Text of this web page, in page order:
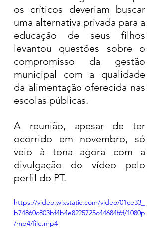
os críticos deveriam buscar
uma alternativa privada para a
educação de seus filhos
levantou questões sobre o
compromisso da gestão
municipal com a qualidade
da alimentação oferecida nas
escolas públicas.
A reunião, apesar de ter
ocorrido em novembro, só
veio à tona agora com a
divulgação do vídeo pelo
perfil do PT.
https://video.wixstatic.com/video/01ce33_
b74860c803bf4b4e8225725c44684f6f/1080p
/mp4/file.mp4